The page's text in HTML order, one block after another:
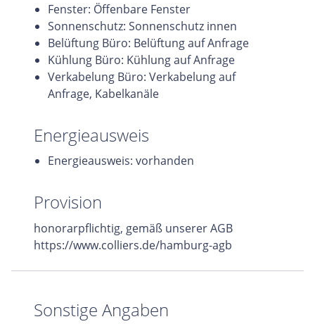
Fenster: Öffenbare Fenster
Sonnenschutz: Sonnenschutz innen
Belüftung Büro: Belüftung auf Anfrage
Kühlung Büro: Kühlung auf Anfrage
Verkabelung Büro: Verkabelung auf
Anfrage, Kabelkanäle
Energieausweis
Energieausweis: vorhanden
Provision
honorarpflichtig, gemäß unserer AGB
https://www.colliers.de/hamburg-agb
Sonstige Angaben